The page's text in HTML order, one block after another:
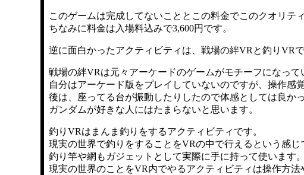
このゲームは完成してないこととこの料金でこのクオリテ
ちなみに料金は入場料込みで3,600円です。
逆に面白かったアクティビティは、戦場の絆VRと釣りVRで
戦場の絆VRは元々アーケードのゲームがモチーフになって
自分はアーケード版をプレイしていないのですが、操作感
後は、座ってる台が振動したりしたので体感としては良かっ
ガンダムが好きな人にはたまらないと思います。
釣りVRはまんま釣りをするアクティビティです。
現実の世界で釣りをすることをVRの中で行えるという感じ
釣り竿や網もガジェットとして実際に手に持って使います。
現実の世界のことをVR内でやるアクティビティは操作方